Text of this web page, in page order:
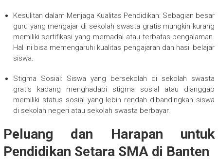
Kesulitan dalam Menjaga Kualitas Pendidikan: Sebagian besar
guru yang mengajar di sekolah swasta gratis mungkin kurang
memiliki sertifikasi yang memadai atau terbatas pengalaman.
Hal ini bisa memengaruhi kualitas pengajaran dan hasil belajar
siswa.
Stigma Sosial: Siswa yang bersekolah di sekolah swasta
gratis kadang menghadapi stigma sosial atau dianggap
memiliki status sosial yang lebih rendah dibandingkan siswa
di sekolah negeri atau sekolah swasta berbayar.
Peluang dan Harapan untuk
Pendidikan Setara SMA di Banten